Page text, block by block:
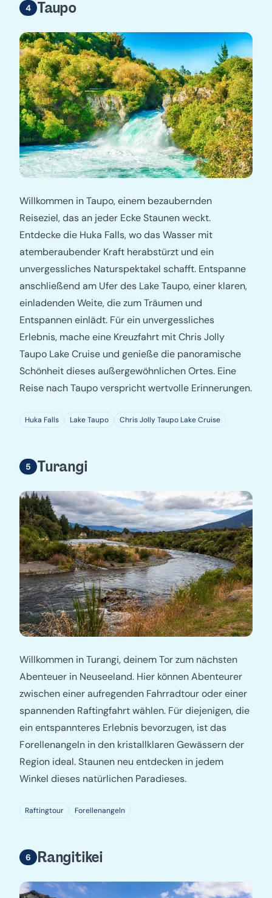
Taupo
Willkommen in Taupo, einem bezaubernden
Reiseziel, das an jeder Ecke Staunen weckt.
Entdecke die Huka Falls, wo das Wasser mit
atemberaubender Kraft herabstürzt und ein
unvergessliches Naturspektakel schafft. Entspanne
anschließend am Ufer des Lake Taupo, einer klaren,
einladenden Weite, die zum Träumen und
Entspannen einlädt. Für ein unvergessliches
Erlebnis, mache eine Kreuzfahrt mit Chris Jolly
Taupo Lake Cruise und genieße die panoramische
Schönheit dieses außergewöhnlichen Ortes. Eine
Reise nach Taupo verspricht wertvolle Erinnerungen.
Huka Falls Lake Taupo Chris Jolly Taupo Lake Cruise
Turangi
Willkommen in Turangi, deinem Tor zum nächsten
Abenteuer in Neuseeland. Hier können Abenteurer
zwischen einer aufregenden Fahrradtour oder einer
spannenden Raftingfahrt wählen. Für diejenigen, die
ein entspannteres Erlebnis bevorzugen, ist das
Forellenangeln in den kristallklaren Gewässern der
Region ideal. Staunen neu entdecken in jedem
Winkel dieses natürlichen Paradieses.
Raftingtour Forellenangeln
Rangitikei